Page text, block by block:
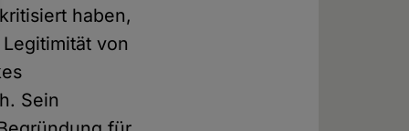
haben,
von
Sein